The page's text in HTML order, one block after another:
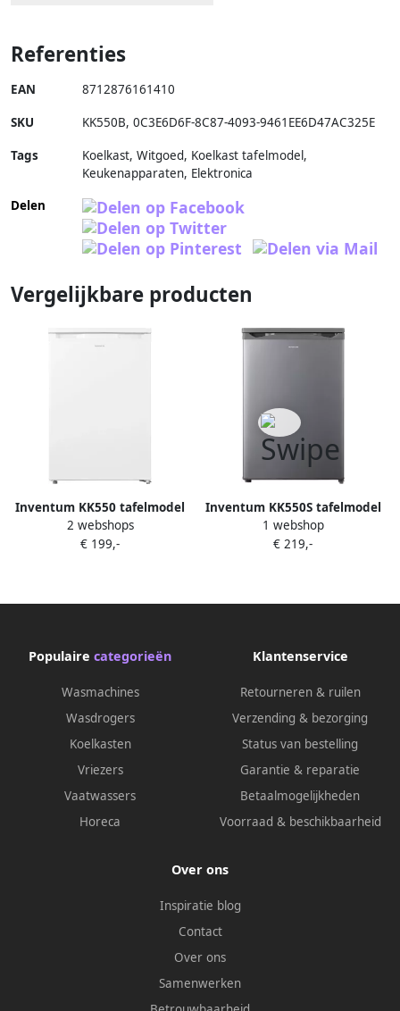
Referenties
EAN 8712876161410
SKU KK550B, 0C3E6D6F-8C87-4093-9461EE6D47AC325E
Tags
Koelkast, Witgoed, Koelkast tafelmodel,
Keukenapparaten, Elektronica
Delen
Vergelijkbare producten
Inventum KK550 tafelmodel
koelkast energiezuinig 131
liter Zonder vriesvak 55 cm
Vrijstaand Wit
2 webshops
€ 199,-
Inventum KK550S tafelmodel
koelkast energiezuinig 131
liter Zonder vriesvak 55 cm
Vrijstaand RVS
1 webshop
€ 219,-
Populaire categorieën
Wasmachines
Wasdrogers
Koelkasten
Vriezers
Vaatwassers
Horeca
Klantenservice
Retourneren & ruilen
Verzending & bezorging
Status van bestelling
Garantie & reparatie
Betaalmogelijkheden
Voorraad & beschikbaarheid
Over ons
Inspiratie blog
Contact
Over ons
Samenwerken